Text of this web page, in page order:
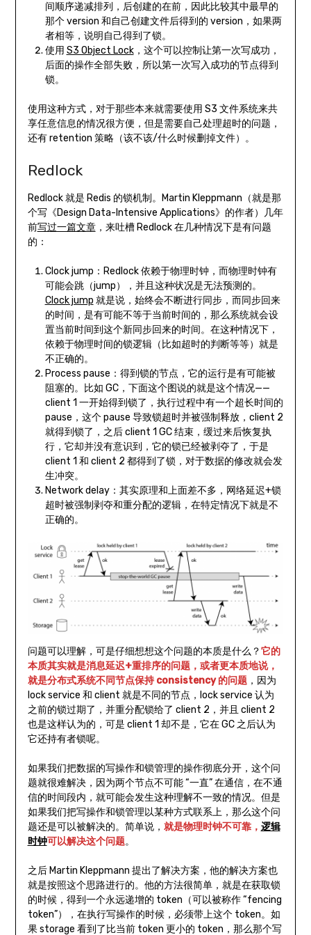
间顺序递减排列，后创建的在前，因此比较其中最早的
那个 version 和自己创建文件后得到的 version，如果两
者相等，说明自己得到了锁。
使用 S3 Object Lock，这个可以控制让第一次写成功，
后面的操作全部失败，所以第一次写入成功的节点得到
锁。
使用这种方式，对于那些本来就需要使用 S3 文件系统来共
享任意信息的情况很方便，但是需要自己处理超时的问题，
还有 retention 策略（该不该/什么时候删掉文件）。
Redlock
Redlock 就是 Redis 的锁机制。Martin Kleppmann（就是那
个写《Design Data-Intensive Applications》的作者）几年
前写过一篇文章，来吐槽 Redlock 在几种情况下是有问题
的：
Clock jump：Redlock 依赖于物理时钟，而物理时钟有
可能会跳（jump），并且这种状况是无法预测的。
Clock jump 就是说，始终会不断进行同步，而同步回来
的时间，是有可能不等于当前时间的，那么系统就会设
置当前时间到这个新同步回来的时间。在这种情况下，
依赖于物理时间的锁逻辑（比如超时的判断等等）就是
不正确的。
Process pause：得到锁的节点，它的运行是有可能被
阻塞的。比如 GC，下面这个图说的就是这个情况——
client 1 一开始得到锁了，执行过程中有一个超长时间的
pause，这个 pause 导致锁超时并被强制释放，client 2
就得到锁了，之后 client 1 GC 结束，缓过来后恢复执
行，它却并没有意识到，它的锁已经被剥夺了，于是
client 1 和 client 2 都得到了锁，对于数据的修改就会发
生冲突。
Network delay：其实原理和上面差不多，网络延迟+锁
超时被强制剥夺和重分配的逻辑，在特定情况下就是不
正确的。
问题可以理解，可是仔细想想这个问题的本质是什么？它的
本质其实就是消息延迟+重排序的问题，或者更本质地说，
就是分布式系统不同节点保持 consistency 的问题，因为
lock service 和 client 就是不同的节点，lock service 认为
之前的锁过期了，并重分配锁给了 client 2，并且 client 2
也是这样认为的，可是 client 1 却不是，它在 GC 之后认为
它还持有者锁呢。
如果我们把数据的写操作和锁管理的操作彻底分开，这个问
题就很难解决，因为两个节点不可能 “一直” 在通信，在不通
信的时间段内，就可能会发生这种理解不一致的情况。但是
如果我们把写操作和锁管理以某种方式联系上，那么这个问
题还是可以被解决的。简单说， 就是物理时钟不可靠， 逻辑
时钟可以解决这个问题。
之后 Martin Kleppmann 提出了解决方案，他的解决方案也
就是按照这个思路进行的。他的方法很简单，就是在获取锁
的时候，得到一个永远递增的 token（可以被称作 “fencing
token”），在执行写操作的时候，必须带上这个 token。如
果 storage 看到了比当前 token 更小的 token，那么那个写